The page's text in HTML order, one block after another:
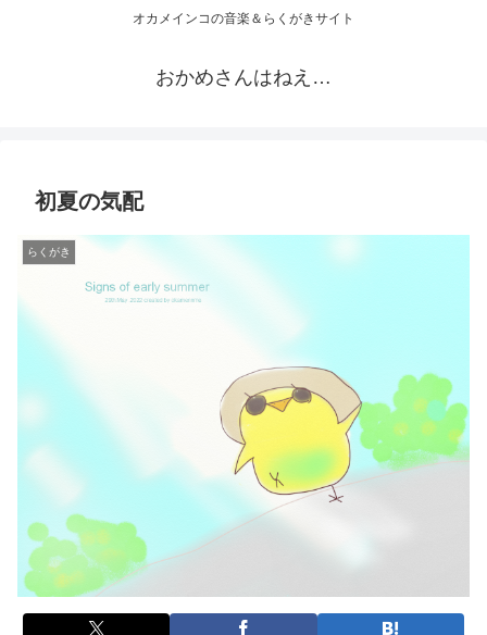
オカメインコの音楽＆らくがきサイト
おかめさんはねえ…
初夏の気配
らくがき